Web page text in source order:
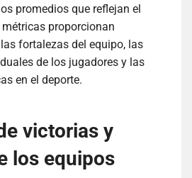
promedios que reflejan el
proporcionan
fortalezas del equipo, las
de los jugadores y las
en el deporte.
victorias y
los equipos